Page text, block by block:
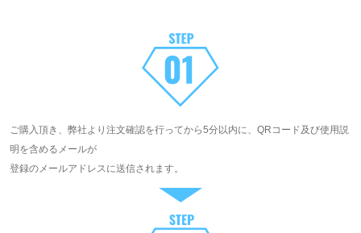
ご購入頂き、弊社より注文確認を行ってから5分以内に、QRコード及び使用説
明を含めるメールが
登録のメールアドレスに送信されます。